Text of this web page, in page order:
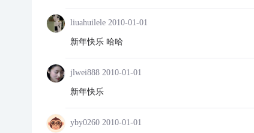
liuahuilele 2010-01-01
新年快乐 哈哈
jlwei888 2010-01-01
新年快乐
yby0260 2010-01-01